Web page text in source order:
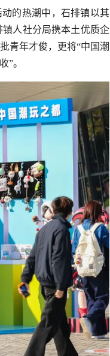
的热潮中，石排镇以其
人社分局携本土优质企
青年才俊，更将“中国潮
”。